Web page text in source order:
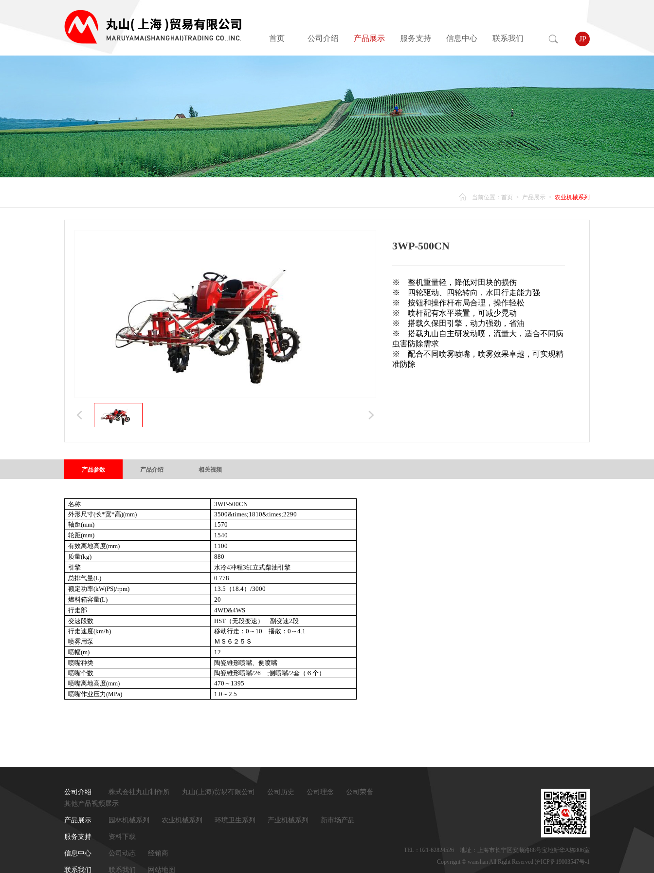
首页 公司介绍 产品展示 服务支持 信息中心 联系我们 JP
当前位置： 首页 > 产品展示 > 农业机械系列
3WP-500CN
※　整机重量轻，降低对田块的损伤
※　四轮驱动、四轮转向，水田行走能力强
※　按钮和操作杆布局合理，操作轻松
※　喷杆配有水平装置，可减少晃动
※　搭载久保田引擎，动力强劲，省油
※　搭载丸山自主研发动喷，流量大，适合不同病
虫害防除需求
※　配合不同喷雾喷嘴，喷雾效果卓越，可实现精
准防除
产品参数 产品介绍 相关视频
名称
3WP-500CN
外形尺寸(长*宽*高)(mm)
3500&times;1810&times;2290
轴距(mm)
1570
轮距(mm)
1540
有效离地高度(mm)
1100
质量(kg)
880
引擎
水冷4冲程3缸立式柴油引擎
总排气量(L)
0.778
额定功率(kW(PS)/rpm)
13.5 （18.4）/3000
燃料箱容量(L)
20
行走部
4WD&4WS
变速段数
HST （无段变速） 副变速2段
行走速度(km/h)
移动行走：0～10 播散：0～4.1
喷雾用泵
ＭＳ６２５Ｓ
喷幅(m)
12
喷嘴种类
陶瓷锥形喷嘴、侧喷嘴
喷嘴个数
陶瓷锥形喷嘴/26 ;侧喷嘴/2套（６个）
喷嘴离地高度(mm)
470 ～1395
喷嘴作业压力(MPa)
1.0 ～2.5
公司介绍 株式会社丸山制作所 丸山(上海)贸易有限公司 公司历史 公司理念
公司荣誉
其他产品视频展示
产品展示 园林机械系列 农业机械系列 环境卫生系列 产业机械系列 新市场产品
服务支持 资料下载
信息中心 公司动态 经销商
联系我们 联系我们 网站地图
TEL：021-62824526 地址：上海市长宁区安顺路88号宝地新华A栋806室
Copyrignt © wanshan All Right Reserved 沪ICP备19003547号-1